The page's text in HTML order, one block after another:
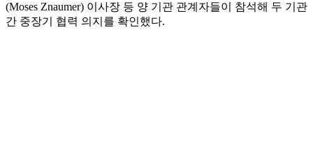
(Moses Znaumer) 이사장 등 양 기관 관계자들이 참석해 두 기관
간 중장기 협력 의지를 확인했다.